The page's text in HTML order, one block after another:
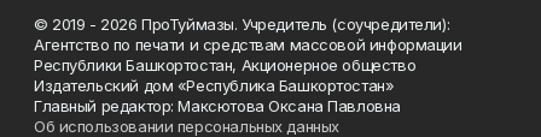
© 2019 - 2026 ПроТуймазы. Учредитель (соучредители):
Агентство по печати и средствам массовой информации
Республики Башкортостан, Акционерное общество
Издательский дом «Республика Башкортостан»
Главный редактор: Максютова Оксана Павловна
Об использовании персональных данных